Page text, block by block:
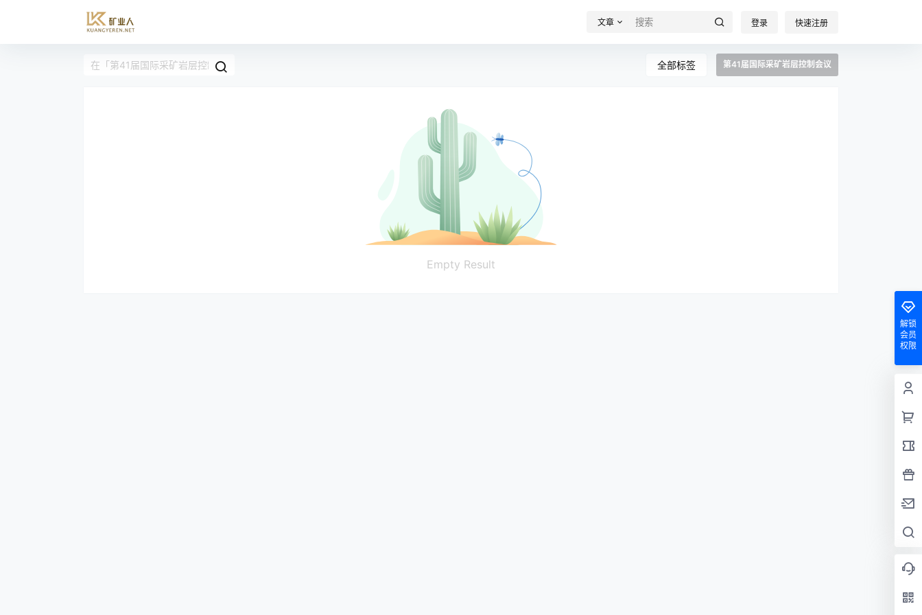
文章 登录 快速注册
全部标签 第41届国际采矿岩层控制会议
Empty Result
解锁
会员
权限